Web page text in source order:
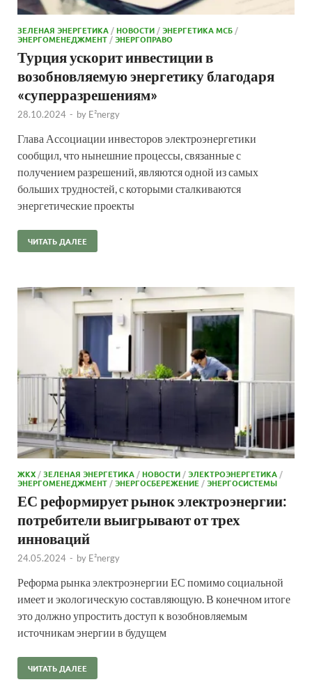
ЗЕЛЕНАЯ ЭНЕРГЕТИКА /НОВОСТИ /ЭНЕРГЕТИКА МСБ /
ЭНЕРГОМЕНЕДЖМЕНТ /ЭНЕРГОПРАВО
Турция ускорит инвестиции в
возобновляемую энергетику благодаря
«суперразрешениям»
28.10.2024 - by E²nergy
Глава Ассоциации инвесторов электроэнергетики
сообщил, что нынешние процессы, связанные с
получением разрешений, являются одной из самых
больших трудностей, с которыми сталкиваются
энергетические проекты
ЧИТАТЬ ДАЛЕЕ
ЖКХ /ЗЕЛЕНАЯ ЭНЕРГЕТИКА /НОВОСТИ /ЭЛЕКТРОЭНЕРГЕТИКА /
ЭНЕРГОМЕНЕДЖМЕНТ /ЭНЕРГОСБЕРЕЖЕНИЕ /ЭНЕРГОСИСТЕМЫ
ЕС реформирует рынок электроэнергии:
потребители выигрывают от трех
инноваций
24.05.2024 - by E²nergy
Реформа рынка электроэнергии ЕС помимо социальной
имеет и экологическую составляющую. В конечном итоге
это должно упростить доступ к возобновляемым
источникам энергии в будущем
ЧИТАТЬ ДАЛЕЕ